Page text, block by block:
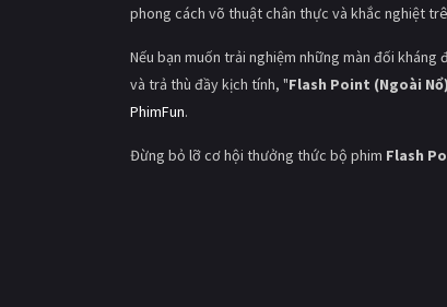
phong cách võ thuật chân thực và khắc nghiệt
Nếu bạn muốn trải nghiệm những màn đối
và trả thù đầy kịch tính, "Flash Point (Ngoài Nổ)
PhimFun.
Đừng bỏ lỡ cơ hội thưởng thức bộ phim Flash